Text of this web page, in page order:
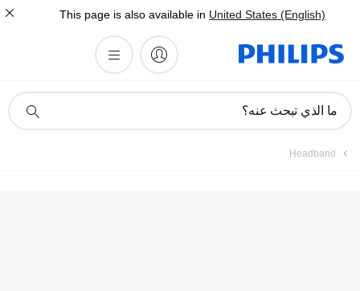
This page is also available in United States (English)
دعم
ما الذي تبحث عنه؟
Headband